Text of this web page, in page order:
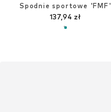
Spodnie sportowe 'FMF'
137,94 zł